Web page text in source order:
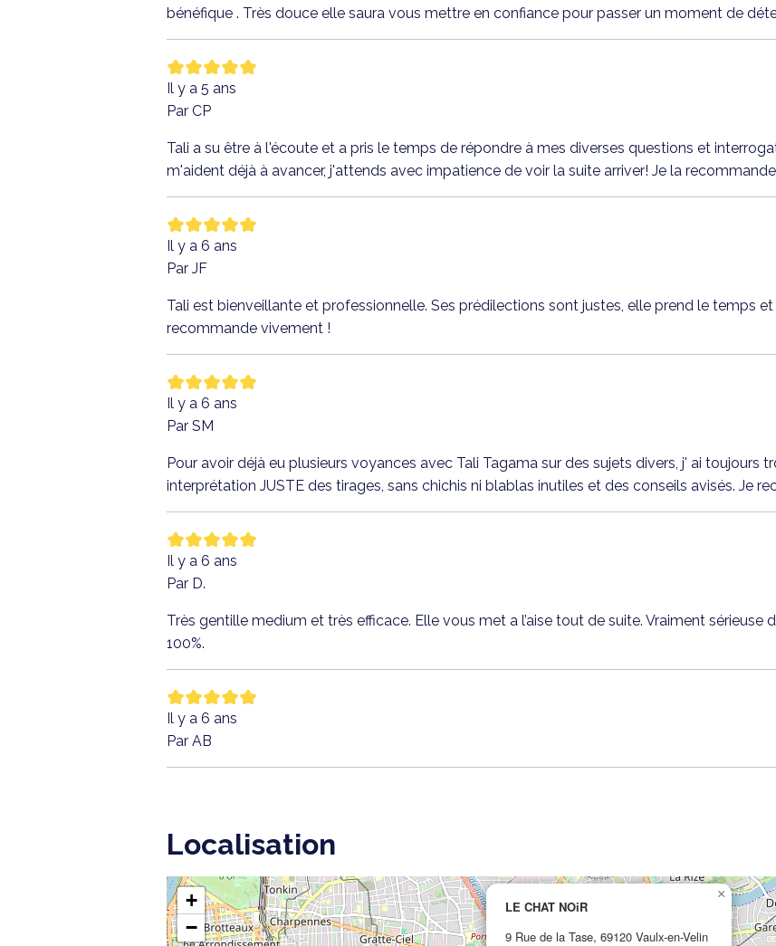
bénéfique . Très douce elle saura vous mettre en confiance pour passer un moment de
Il y a 5 ans
Par CP
Tali a su être à l'écoute et a pris le temps de répondre à mes diverses questions et
m'aident déjà à avancer, j'attends avec impatience de voir la suite arriver! Je la
Il y a 6 ans
Par JF
Tali est bienveillante et professionnelle. Ses prédilections sont justes, elle prend le temps
recommande vivement !
Il y a 6 ans
Par SM
Pour avoir déjà eu plusieurs voyances avec Tali Tagama sur des sujets divers, j' ai toujours
interprétation JUSTE des tirages, sans chichis ni blablas inutiles et des conseils avisés. Je
Il y a 6 ans
Par D.
Très gentille medium et très efficace. Elle vous met a l’aise tout de suite. Vraiment sérieuse
100%.
Il y a 6 ans
Par AB
Localisation
LE CHAT NOiR
9 Rue de la Tase, 69120 Vaulx-en-Velin
×
+
−